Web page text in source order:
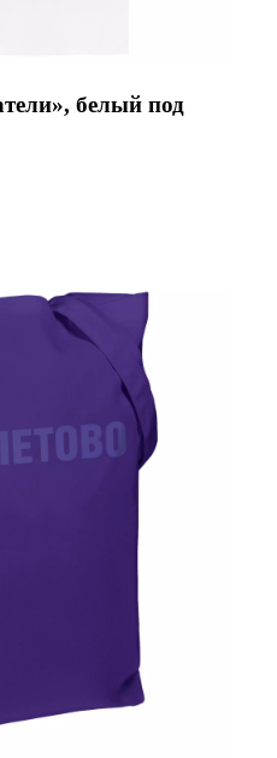
белый под